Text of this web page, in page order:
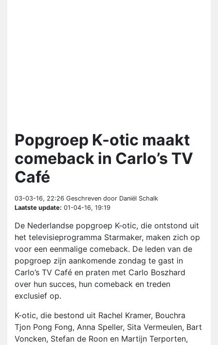
Popgroep K-otic maakt
comeback in Carlo’s TV
Café
03-03-16, 22:26 Geschreven door Daniël Schalk
Laatste update: 01-04-16, 19:19
De Nederlandse popgroep K-otic, die ontstond uit
het televisieprogramma Starmaker, maken zich op
voor een eenmalige comeback. De leden van de
popgroep zijn aankomende zondag te gast in
Carlo’s TV Café en praten met Carlo Boszhard
over hun succes, hun comeback en treden
exclusief op.
K-otic, die bestond uit Rachel Kramer, Bouchra
Tjon Pong Fong, Anna Speller, Sita Vermeulen, Bart
Voncken, Stefan de Roon en Martijn Terporten,